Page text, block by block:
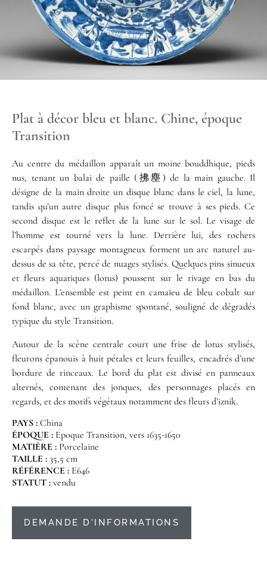
Plat à décor bleu et blanc. Chine, époque
Transition
Au centre du médaillon apparaît un moine bouddhique, pieds
nus, tenant un balai de paille (拂塵) de la main gauche. Il
désigne de la main droite un disque blanc dans le ciel, la lune,
tandis qu’un autre disque plus foncé se trouve à ses pieds. Ce
second disque est le reflet de la lune sur le sol. Le visage de
l’homme est tourné vers la lune. Derrière lui, des rochers
escarpés dans paysage montagneux forment un arc naturel au-
dessus de sa tête, percé de nuages stylisés. Quelques pins sinueux
et fleurs aquatiques (lotus) poussent sur le rivage en bas du
médaillon. L’ensemble est peint en camaïeu de bleu cobalt sur
fond blanc, avec un graphisme spontané, souligné de dégradés
typique du style Transition.
Autour de la scène centrale court une frise de lotus stylisés,
fleurons épanouis à huit pétales et leurs feuilles, encadrés d’une
bordure de rinceaux. Le bord du plat est divisé en panneaux
alternés, contenant des jonques, des personnages placés en
regards, et des motifs végétaux notamment des fleurs d’iznik.
PAYS : China
ÉPOQUE : Epoque Transition, vers 1635-1650
MATIÈRE : Porcelaine
TAILLE : 35,5 cm
RÉFÉRENCE : E646
STATUT : vendu
DEMANDE D'INFORMATIONS